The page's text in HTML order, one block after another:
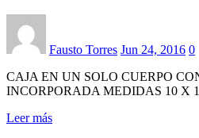
Fausto Torres Jun 24, 2016 0
CAJA EN UN SOLO CUERPO
INCORPORADA MEDIDAS 10 X
Leer más